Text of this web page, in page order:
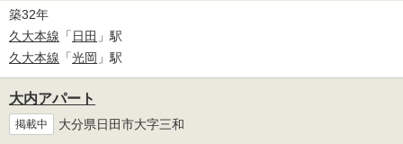
築32年
久大本線 「 日田 」駅
久大本線 「光岡 」駅
大内アパート
掲載中 大分県日田市大字三和